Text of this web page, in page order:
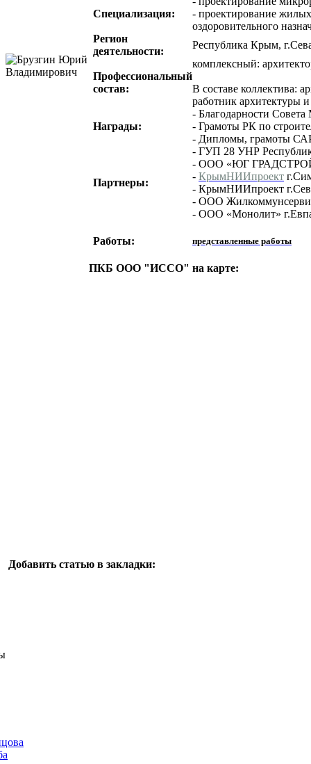
Специализация:
- проектирование
оздоровительного
Регион
деятельности:
Республика Крым,
Профессиональный
состав:
комплексный:
В составе коллектива:
работник архитектуры
Награды:
- Благодарности
- Грамоты РК по
- Дипломы, грамоты
Партнеры:
- ГУП 28 УНР
- ООО «ЮГ
- КрымНИИпроект
- КрымНИИпроект
- ООО
- ООО «Монолит»
Работы: представленные работы
ПКБ ООО "ИССО" на карте:
Добавить статью в закладки: